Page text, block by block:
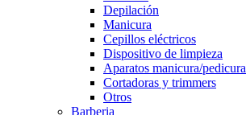
Depilación
Manicura
Cepillos eléctricos
Dispositivo de limpieza
Aparatos manicura/pedicura
Cortadoras y trimmers
Otros
Barberia